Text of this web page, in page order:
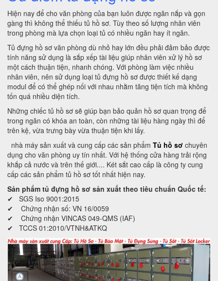
Hiện nay để cho văn phòng của bạn luôn được ngăn nắp và gọn
gàng thì không thể thiếu tủ hồ sơ. Tùy theo số lượng nhân viên
trong phòng mà lựa chọn loại tủ có nhiều ngăn hay ít ngăn.
Tủ đựng hồ sơ văn phòng dù nhỏ hay lớn đều phải đảm bảo được
tính năng sử dụng là sắp xếp tài liệu giúp nhân viên xử lý hồ sơ
một cách thuận tiện, nhanh chóng. Với phòng làm việc nhiều
nhân viên, nên sử dụng loại tủ đựng hồ sơ được thiết kế dạng
modul để có thể ghép nối với nhau nhằm tăng tiện tích mà không
tốn quá nhiều diện tích.
Những chiếc tủ hồ sơ sẽ giúp bạn bảo quản hồ sơ quan trọng để
trong ngăn có khóa an toàn, còn những tài liệu hàng ngày thì để
trên kệ, vừa trưng bày vừa thuận tiện khi lấy.
nhà máy sản xuất và cung cấp các sản phẩm Tủ hồ sơ chuyên
dụng cho văn phòng uy tín nhất. Với hệ thống cửa hàng trải rộng
khắp cả nước và trên thế giới.... Két sắt cao cấp là công ty cung
cấp các sản phẩm tủ hồ sơ tốt nhất hiện nay.
Sản phẩm tủ đựng hồ sơ sản xuất theo tiêu chuẩn Quốc tế:
✔ SGS Iso 9001:2015
✔ Chứng nhận số: VN 16/0059
✔ Chứng nhận VINCAS 049-QMS (IAF)
✔ TCCS 01:2010/VTNH&ATKQ